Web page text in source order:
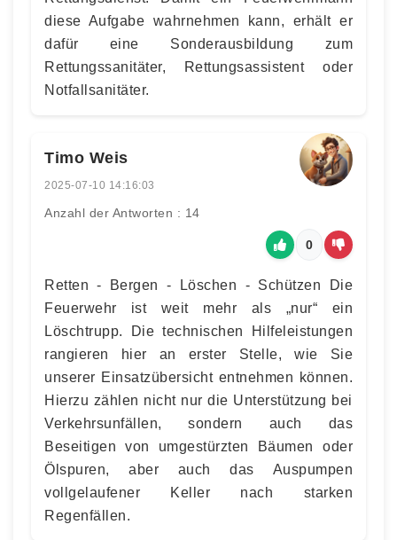
diese Aufgabe wahrnehmen kann, erhält er
dafür eine Sonderausbildung zum
Rettungssanitäter, Rettungsassistent oder
Notfallsanitäter.
Timo Weis
2025-07-10 14:16:03
Anzahl der Antworten : 14
0
Retten - Bergen - Löschen - Schützen Die
Feuerwehr ist weit mehr als „nur“ ein
Löschtrupp. Die technischen Hilfeleistungen
rangieren hier an erster Stelle, wie Sie
unserer Einsatzübersicht entnehmen können.
Hierzu zählen nicht nur die Unterstützung bei
Verkehrsunfällen, sondern auch das
Beseitigen von umgestürzten Bäumen oder
Ölspuren, aber auch das Auspumpen
vollgelaufener Keller nach starken
Regenfällen.